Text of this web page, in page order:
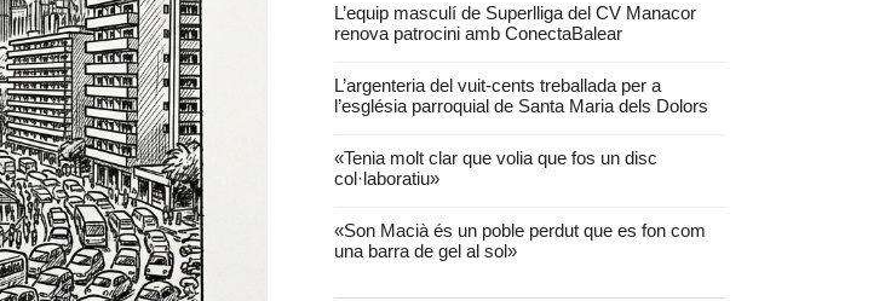
L’equip masculí de Superlliga del CV Manacor
renova patrocini amb ConectaBalear
L’argenteria del vuit-cents treballada per a
l’església parroquial de Santa Maria dels Dolors
«Tenia molt clar que volia que fos un disc
col·laboratiu»
«Son Macià és un poble perdut que es fon com
una barra de gel al sol»